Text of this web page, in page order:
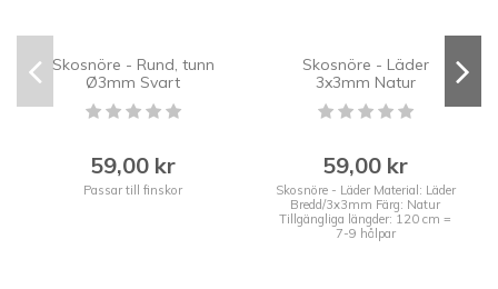
Skosnöre - Rund, tunn
Ø3mm Svart
59,00 kr
Passar till finskor
Skosnöre - Läder
3x3mm Natur
59,00 kr
Skosnöre - Läder Material: Läder
Bredd/3x3mm Färg: Natur
Tillgängliga längder: 120 cm =
7-9 hålpar